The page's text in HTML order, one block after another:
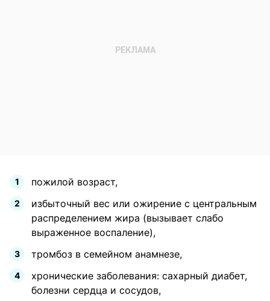
пожилой возраст,
избыточный вес или ожирение с центральным
распределением жира (вызывает слабо
выраженное воспаление),
тромбоз в семейном анамнезе,
хронические заболевания: сахарный диабет,
болезни сердца и сосудов,